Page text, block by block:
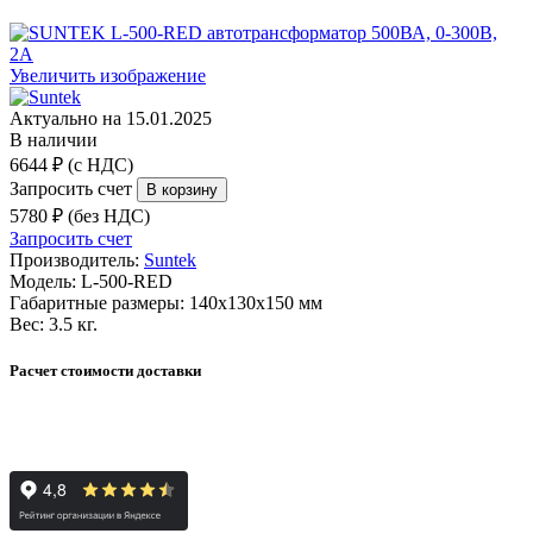
Увеличить изображение
Актуально на 15.01.2025
В наличии
6644 ₽ (с НДС)
Запросить счет
5780 ₽ (без НДС)
Запросить счет
Производитель: Suntek
Модель: L-500-RED
Габаритные размеры: 140х130х150 мм
Вес: 3.5 кг.
Расчет стоимости доставки